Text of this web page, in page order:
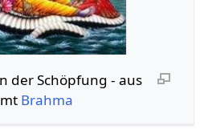
der Schöpfung - aus
Brahma